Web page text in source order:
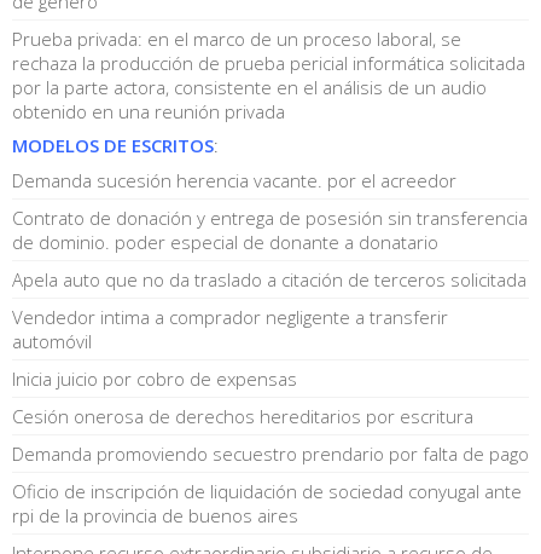
Prueba privada: en el marco de un proceso laboral, se
rechaza la producción de prueba pericial informática solicitada
por la parte actora, consistente en el análisis de un audio
obtenido en una reunión privada
MODELOS DE ESCRITOS:
Demanda sucesión herencia vacante. por el acreedor
Contrato de donación y entrega de posesión sin transferencia
de dominio. poder especial de donante a donatario
Apela auto que no da traslado a citación de terceros solicitada
Vendedor intima a comprador negligente a transferir
automóvil
Inicia juicio por cobro de expensas
Cesión onerosa de derechos hereditarios por escritura
Demanda promoviendo secuestro prendario por falta de pago
Oficio de inscripción de liquidación de sociedad conyugal ante
rpi de la provincia de buenos aires